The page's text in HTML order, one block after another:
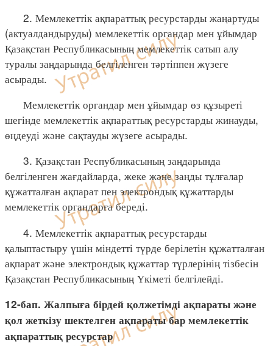
2. Мемлекеттік ақпараттық ресурстарды жаңартуды
(актуалдандыруды) мемлекеттік органдар мен ұйымдар
Қазақстан Республикасының мемлекеттік сатып алу
туралы заңдарында белгіленген тәртіппен жүзеге
асырады.
Мемлекеттік органдар мен ұйымдар өз құзыреті
шегінде мемлекеттік ақпараттық ресурстарды жинауды,
өңдеуді және сақтауды жүзеге асырады.
3. Қазақстан Республикасының заңдарында
белгіленген жағдайларда, жеке және заңды тұлғалар
құжатталған ақпарат пен электрондық құжаттарды
мемлекеттік органдарға береді.
4. Мемлекеттік ақпараттық ресурстарды
қалыптастыру үшін міндетті түрде берілетін құжатталған
ақпарат және электрондық құжаттар түрлерінің тізбесін
Қазақстан Республикасының Үкіметі белгілейді.
12-бап. Жалпыға бірдей қолжетімді ақпараты және
қол жеткізу шектелген ақпараты бар мемлекеттік
ақпараттық ресурстар